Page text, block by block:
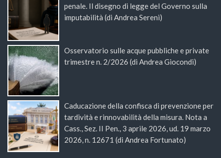
penale. Il disegno di legge del Governo sulla
imputabilità (di Andrea Sereni)
Osservatorio sulle acque pubbliche e private
trimestre n. 2/2026 (di Andrea Giocondi)
Caducazione della confisca di prevenzione per
tardività e rinnovabilità della misura. Nota a
Cass., Sez. II Pen., 3 aprile 2026, ud. 19 marzo
2026, n. 12671 (di Andrea Fortunato)